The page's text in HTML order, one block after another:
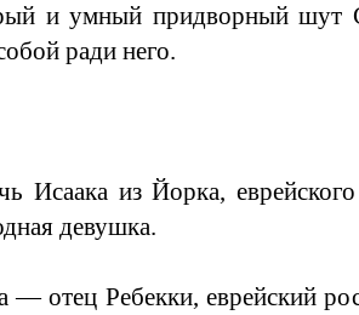
и умный придворный шут
ради него.
Исаака из Йорка,
девушка.
— отец Ребекки, еврейский